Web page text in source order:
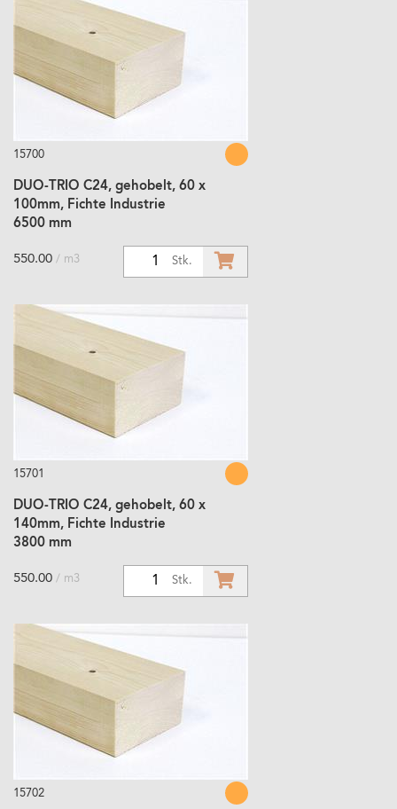
15700
DUO-TRIO C24, gehobelt, 60 x
100mm, Fichte Industrie
6500 mm
Stk.
550.00 / m3
15701
DUO-TRIO C24, gehobelt, 60 x
140mm, Fichte Industrie
3800 mm
Stk.
550.00 / m3
15702